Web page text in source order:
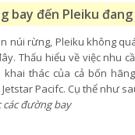
bay đến Pleiku
núi rừng, Pleiku không
Thấu hiểu về việc nhu
thác của cả bốn
Pacifc. Cụ thể như
các đường bay